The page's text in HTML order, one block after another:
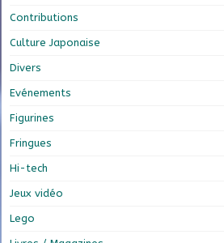
Contributions
Culture Japonaise
Divers
Evénements
Figurines
Fringues
Hi-tech
Jeux vidéo
Lego